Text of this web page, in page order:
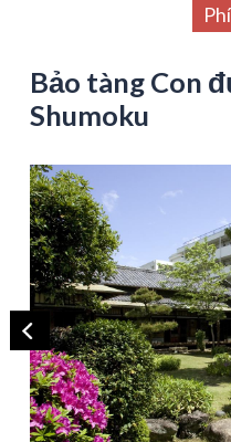
Bảo tàng Con
Shumoku